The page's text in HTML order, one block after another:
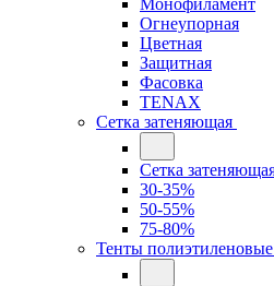
Монофиламент
Огнеупорная
Цветная
Защитная
Фасовка
TENAX
Сетка затеняющая
Сетка
30-35%
50-55%
75-80%
Тенты полиэтиленовые